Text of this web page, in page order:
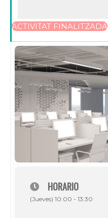
ACTIVITAT FINALITZADA
HORARIO
(Jueves) 10:00 - 13:30